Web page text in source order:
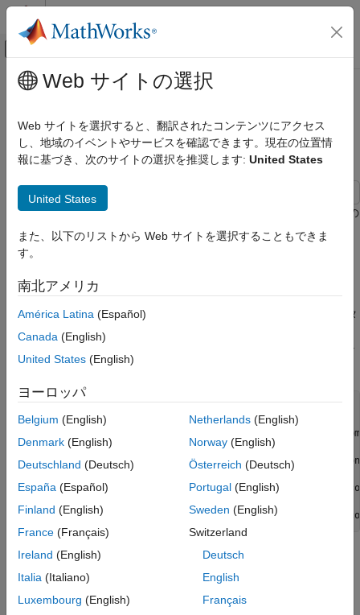
コンテンツへスキップ
オフキャンバス ナビゲーション メ
ドキュメンテーションのホーム
Wavelet Toolbox
Wavelet Toolbox 入門
ウェーブレット、ウェーブレット パケッ
ト、およびウェーブレット フィルターの可
項目一覧
参考
メインコンテンツ
ウェーブレット、ウェーブレット
パケット、およびウェーブレット
フィルターの可視化
この例では、wfilters
を使用して特定の
ウェーブレット ファミリに対応するフィルター、ウェーブレッ
ト、またはウェーブレット パケットを求める方法を説明します。
化できます。
再構成フィルターが 3 つの消失モーメントを持ち、分解フィルタ
ーは 5 つの消失モーメントを持つ双直交スプライン ウェーブレ
ット フィルターの分解 (解析) フィルターと再構成 (合成) フィル
ターを求めます。
[LoD,HiD,LoR,HiR] = wfilters('bior3.5');
subplot(2,2,1)
'Lowpass
subplot(2,2,2)
stem(LoR,'markerfacecolor' ,[0 0 1]); title('Lowpass
subplot(2,2,3)
stem(HiD,'markerfacecolor' ,[0 0 1]); title(
'Highpass
stem(HiR,'markerfacecolor' ,[0 0 1]); title( 'Highpass
Web サイトの選択
Web サイトを選択すると、翻訳されたコンテンツにアクセス
し、地域のイベントやサービスを確認できます。現在の位置情
報に基づき、次のサイトの選択を推奨します: United States
United States
また、以下のリストから Web サイトを選択することもできま
す。
南北アメリカ
América Latina (Español)
Canada (English)
United States (English)
ヨーロッパ
Belgium (English)
Denmark (English)
Deutschland (Deutsch)
España (Español)
Finland (English)
France (Français)
Ireland (English)
Italia (Italiano)
Luxembourg (English)
Netherlands(English)
Norway(English)
Österreich (Deutsch)
Portugal(English)
Sweden (English)
Switzerland
Deutsch
English
Français